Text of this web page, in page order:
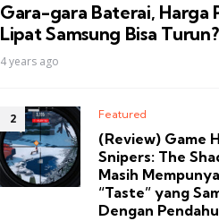
Gara-gara Baterai, Harga
Lipat Samsung Bisa Turun?
4 years ago
Featured
(Review) Game
Snipers: The
Masih
“Taste” yang
Dengan